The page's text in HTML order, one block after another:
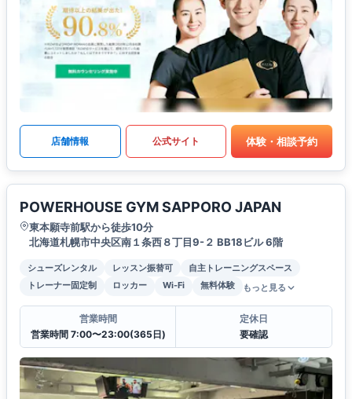
店舗情報 公式サイト 体験・相談予約
POWERHOUSE GYM SAPPORO JAPAN
東本願寺前駅から徒歩10分
北海道札幌市中央区南１条西８丁目9-２ BB18ビル 6階
シューズレンタル レッスン振替可
自主トレーニングスペース
トレーナー固定制
ロッカー Wi-Fi 無料体験 もっと見る
営業時間
営業時間 7:00〜23:00(365日)
定休日
要確認